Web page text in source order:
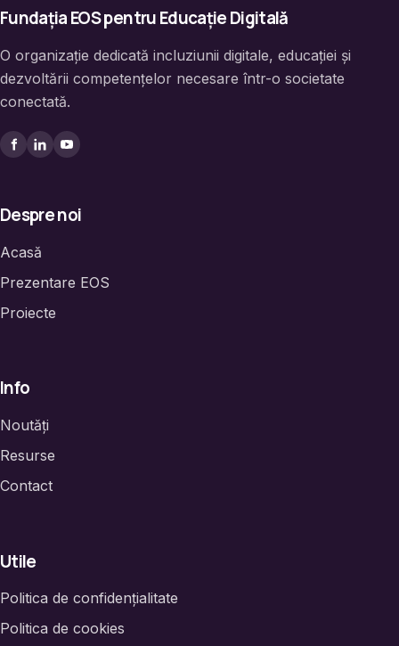
Fundația EOS pentru Educație Digitală
O organizație dedicată incluziunii digitale, educației și
dezvoltării competențelor necesare într-o societate
conectată.
Despre noi
Acasă
Prezentare EOS
Proiecte
Info
Noutăți
Resurse
Contact
Utile
Politica de confidențialitate
Politica de cookies